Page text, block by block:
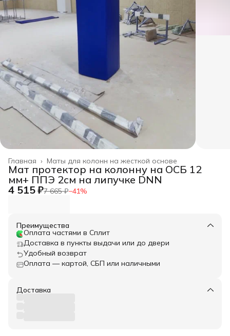
Маты для колонн на жесткой основе
Главная ›
Мат протектор на колонну на ОСБ 12
мм+ ППЭ 2см на липучке DNN
4 515 ₽7 665 ₽−41%
Преимущества
Оплата частями в Сплит
Доставка в пункты выдачи или до двери
Удобный возврат
Оплата — картой, СБП или наличными
Доставка